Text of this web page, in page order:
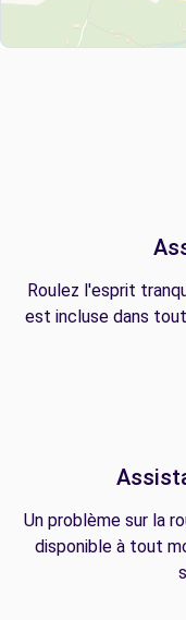
Roulez l'esprit
est incluse dans
Un problème sur la
disponible à tout